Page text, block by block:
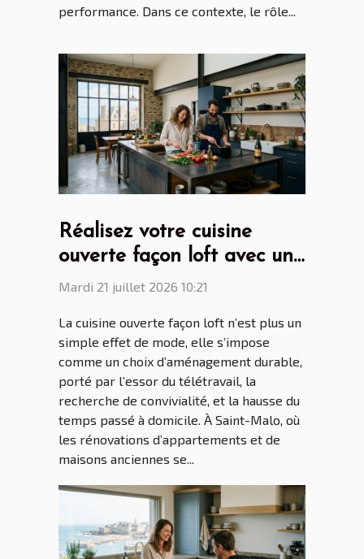
performance. Dans ce contexte, le rôle...
Réalisez votre cuisine
ouverte façon loft avec un
cuisiniste Saint Malo
Mardi 21 juillet 2026 10:21
La cuisine ouverte façon loft n’est plus un
simple effet de mode, elle s’impose
comme un choix d’aménagement durable,
porté par l’essor du télétravail, la
recherche de convivialité, et la hausse du
temps passé à domicile. À Saint-Malo, où
les rénovations d’appartements et de
maisons anciennes se...